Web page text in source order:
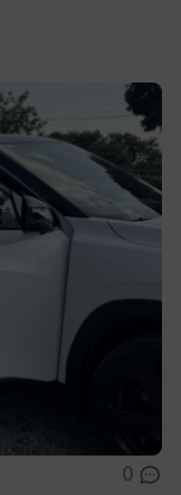
0